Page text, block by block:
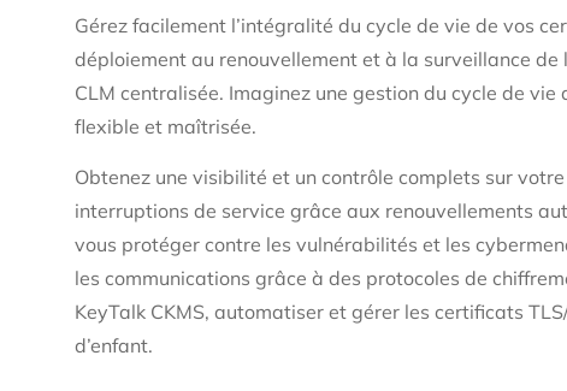
Gérez facilement l’intégralité du cycle de vie de vos
déploiement au renouvellement et à la surveillance
CLM centralisée. Imaginez une gestion du cycle de vie
flexible et maîtrisée.
Obtenez une visibilité et un contrôle complets sur
interruptions de service grâce aux renouvellements
vous protéger contre les vulnérabilités et les
les communications grâce à des protocoles de
KeyTalk CKMS, automatiser et gérer les certificats
d’enfant.